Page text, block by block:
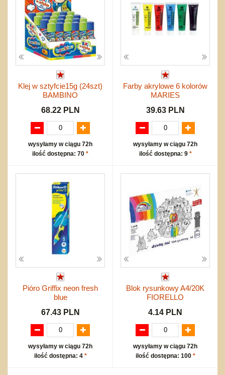
Klej w sztyfcie15g (24szt)
BAMBINO
68.22 PLN
wysyłamy w ciągu 72h
ilość dostępna: 70 *
Farby akrylowe 6 kolorów
MARIES
39.63 PLN
wysyłamy w ciągu 72h
ilość dostępna: 9 *
Pióro Griffix neon fresh
blue
67.43 PLN
wysyłamy w ciągu 72h
ilość dostępna: 4 *
Blok rysunkowy A4/20K
FIORELLO
4.14 PLN
wysyłamy w ciągu 72h
ilość dostępna: 100 *